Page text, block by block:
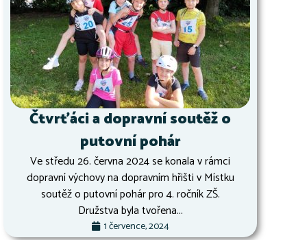
Čtvrťáci a dopravní soutěž o
putovní pohár
Ve středu 26. června 2024 se konala v rámci
dopravní výchovy na dopravním hřišti v Místku
soutěž o putovní pohár pro 4. ročník ZŠ.
Družstva byla tvořena...
1 července, 2024